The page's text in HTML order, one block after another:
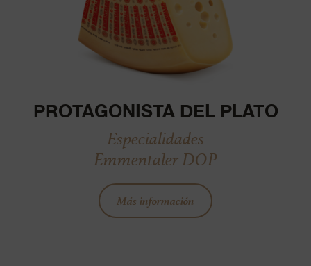
PROTAGONISTA DEL PLATO
Especialidades
Emmentaler DOP
Más información